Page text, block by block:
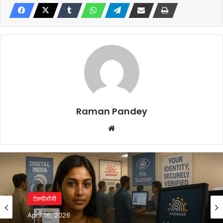
Raman Pandey
टेक्नॉलॉजी
टेक्नॉलॉजी
April 15, 2026